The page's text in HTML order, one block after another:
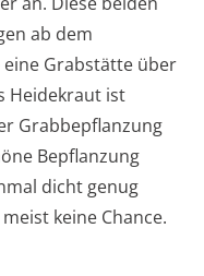
ab dem
Grabstätte über
Heidekraut ist
Grabbepflanzung
Bepflanzung
dicht genug
keine Chance.